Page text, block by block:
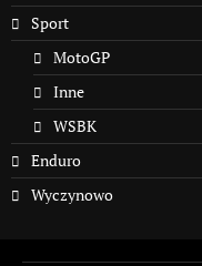
Sport
MotoGP
Inne
WSBK
Enduro
Wyczynowo